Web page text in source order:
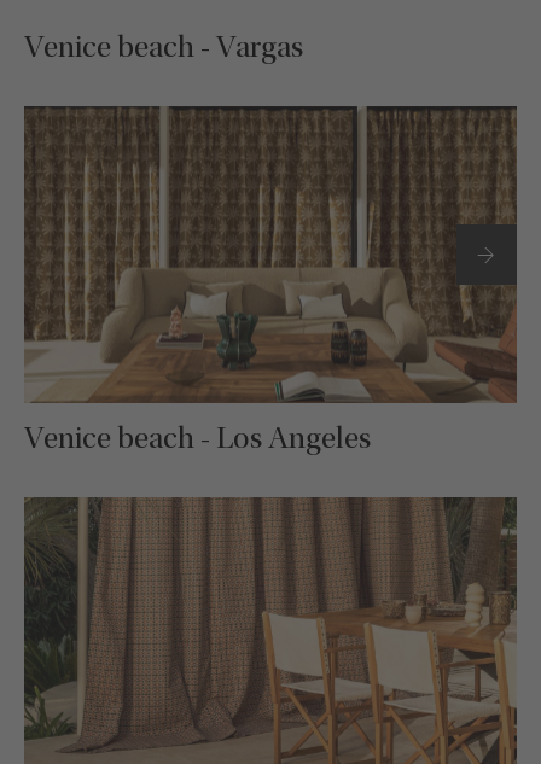
Venice beach - Vargas
Venice beach - Los Angeles